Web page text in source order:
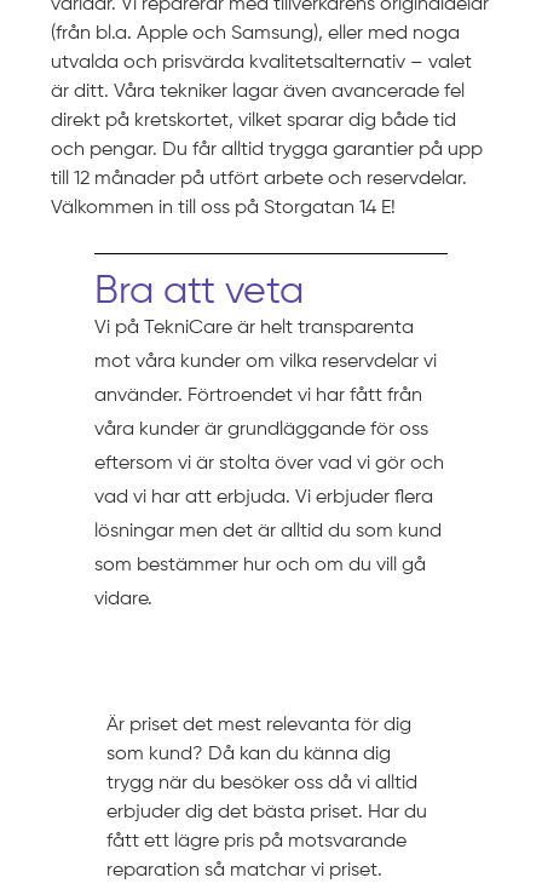
världar. Vi reparerar med tillverkarens originaldelar
(från bl.a. Apple och Samsung), eller med noga
utvalda och prisvärda kvalitetsalternativ – valet
är ditt. Våra tekniker lagar även avancerade fel
direkt på kretskortet, vilket sparar dig både tid
och pengar. Du får alltid trygga garantier på upp
till 12 månader på utfört arbete och reservdelar.
Välkommen in till oss på Storgatan 14 E!
Bra att veta
Vi på TekniCare är helt transparenta
mot våra kunder om vilka reservdelar vi
använder. Förtroendet vi har fått från
våra kunder är grundläggande för oss
eftersom vi är stolta över vad vi gör och
vad vi har att erbjuda. Vi erbjuder flera
lösningar men det är alltid du som kund
som bestämmer hur och om du vill gå
vidare.
Är priset det mest relevanta för dig
som kund? Då kan du känna dig
trygg när du besöker oss då vi alltid
erbjuder dig det bästa priset. Har du
fått ett lägre pris på motsvarande
reparation så matchar vi priset.